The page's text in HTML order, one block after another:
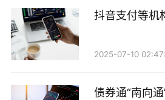
成操作。
据其透露，公司在疫情期间便已
体系，核心岗位有明确驻守预案
抖音支付等机
2025-07-10
债券通“南向